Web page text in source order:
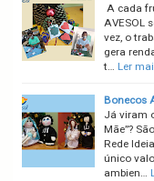
A cada
AVESOL
vez, o
gera
t… Ler
Bonecos
Já viram
Mãe”?
Rede
único
ambien…